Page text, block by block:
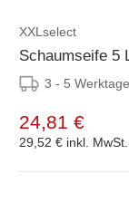
XXLselect
Schaumseife 5
3 - 5 Werktage
24,81 €
29,52 € inkl. MwSt.